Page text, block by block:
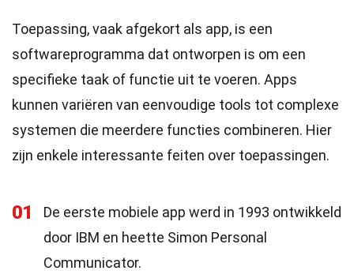
Toepassing, vaak afgekort als app, is een
softwareprogramma dat ontworpen is om een
specifieke taak of functie uit te voeren. Apps
kunnen variëren van eenvoudige tools tot complexe
systemen die meerdere functies combineren. Hier
zijn enkele interessante feiten over toepassingen.
01
De eerste mobiele app werd in 1993 ontwikkeld
door IBM en heette Simon Personal
Communicator.